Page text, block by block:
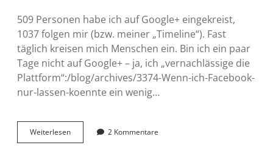
509 Personen habe ich auf Google+ eingekreist,
1037 folgen mir (bzw. meiner „Timeline“). Fast
täglich kreisen mich Menschen ein. Bin ich ein paar
Tage nicht auf Google+ – ja, ich „vernachlässige die
Plattform“:/blog/archives/3374-Wenn-ich-Facebook-
nur-lassen-koennte ein wenig…
WeiterlesenWer
sind
2 Kommentare